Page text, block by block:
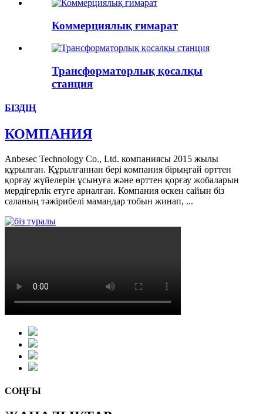
Коммерциялық ғимарат
Трансформаторлық қосалқы
станция
БІЗДІҢ
КОМПАНИЯ
Anbesec Technology Co., Ltd. компаниясы 2015 жылы
құрылған. Құрылғаннан бері компания бірыңғай өрттен
қорғау жүйелерін ұсынуға және өрттен қорғау жобаларын
мердігерлік етуге арналған. Компания өскен сайын біз
саланың тәжірибелі мамандар тобын жинап, ...
СОҢҒЫ